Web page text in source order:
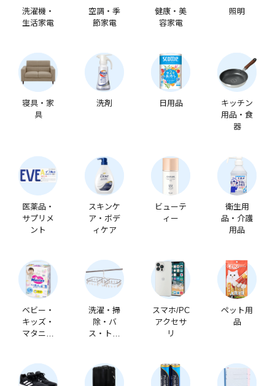
洗濯機・
生活家電
空調・季
節家電
健康・美
容家電
照明
寝具・家
具
洗剤 日用品
キッチン
用品・食
器
医薬品・
サプリメ
ント
スキンケ
ア・ボデ
ィケア
ビューテ
ィー
衛生用
品・介護
用品
ベビー・
キッズ・
マタニテ
洗濯・掃
除・バ
ス・トイ
スマホ/PC
アクセサ
リ
ペット用
品